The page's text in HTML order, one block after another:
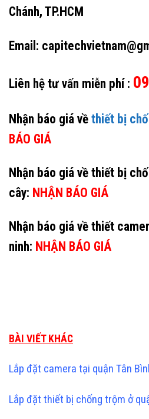
Chánh, TP.HCM
Email:
Liên hệ tư vấn miễn phí :
Nhận báo giá về thiết bị
BÁO GIÁ
Nhận báo giá về thiết bị
cây: NHẬN BÁO GIÁ
Nhận báo giá về thiết
ninh: NHẬN BÁO GIÁ
BÀI VIẾT KHÁC
Lắp đặt camera tại quận Tân
Lắp đặt thiết bị chống trộm ở